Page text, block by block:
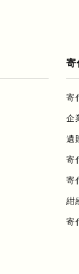
寄
寄
企
遺
寄
寄
紺
寄